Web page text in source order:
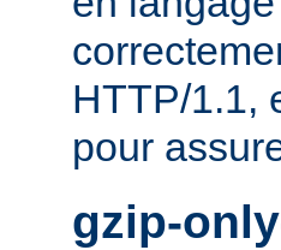
HTTP/1.1,
pour
gzip-